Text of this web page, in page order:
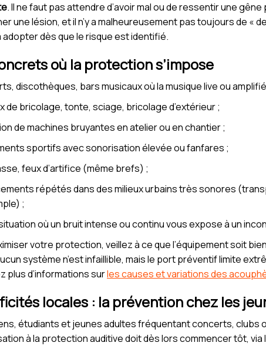
. Il ne faut pas attendre d’avoir mal ou de ressentir une
une lésion, et il n’y a malheureusement pas toujours de «
dès que le risque est identifié.
où la protection s’impose
discothèques, bars musicaux où la musique live ou
de bricolage, tonte, sciage, bricolage d’extérieur ;
de machines bruyantes en atelier ou en chantier ;
sportifs avec sonorisation élevée ou fanfares ;
feux d’artifice (même brefs) ;
répétés dans des milieux urbains très sonores
;
où un bruit intense ou continu vous expose à un
votre protection, veillez à ce que l’équipement soit
système n’est infaillible, mais le port préventif limite
plus d’informations surles causes et variations des
locales : la prévention chez les
étudiants et jeunes adultes fréquentant concerts, clubs
à la protection auditive doit dès lors commencer tôt,